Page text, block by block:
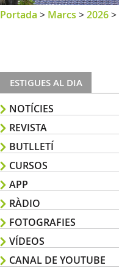
Portada > Marcs >2026>
ESTIGUES AL DIA
NOTÍCIES
REVISTA
BUTLLETÍ
CURSOS
APP
RÀDIO
FOTOGRAFIES
VÍDEOS
CANAL DE YOUTUBE